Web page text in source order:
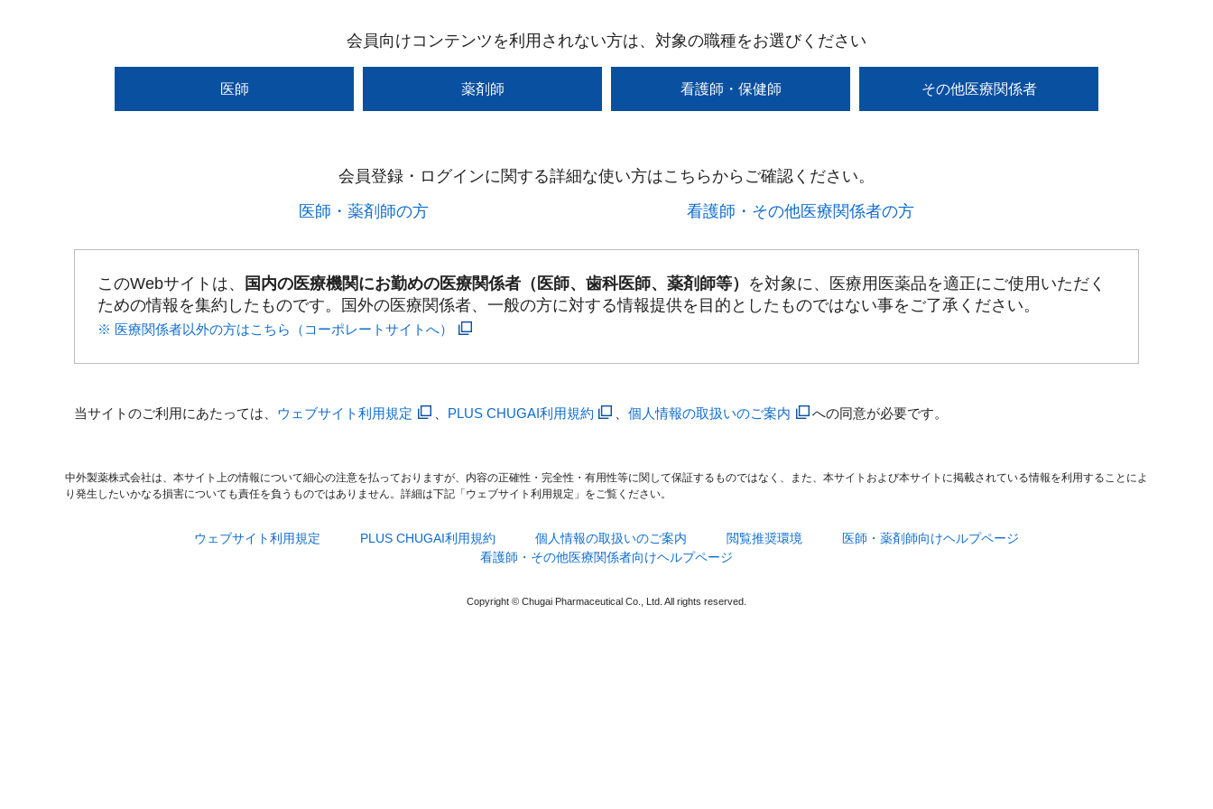
会員向けコンテンツを利用されない方は、対象の職種をお選びください
医師 薬剤師 看護師・保健師 その他医療関係者
会員登録・ログインに関する詳細な使い方はこちらからご確認ください。​
医師・薬剤師の方​
看護師・その他医療関係者の方​
このWebサイトは、 国内の医療機関にお勤めの医療関係者（医師、歯科医師、薬剤師等） を対象に、医療用医薬品を適正にご使用いただく
ための情報を集約したものです。国外の医療関係者、一般の方に対する情報提供を目的としたものではない事をご了承ください。
※ 医療関係者以外の方はこちら（コーポレートサイトへ）
当サイトのご利用にあたっては、 ウェブサイト利用規定 PLUS CHUGAI利用規約 、個人情報の取扱いのご案内 への同意が必要です。
中外製薬株式会社は、本サイト上の情報について細心の注意を払っておりますが、内容の正確性・完全性・有用性等に関して保証するものではなく、また、本サイトおよび本サイトに掲載されている情報を利用することによ
り発生したいかなる損害についても責任を負うものではありません。詳細は下記「ウェブサイト利用規定」をご覧ください。
ウェブサイト利用規定 PLUS CHUGAI利用規約 個人情報の取扱いのご案内 閲覧推奨環境
医師・薬剤師向けヘルプページ
看護師・その他医療関係者向けヘルプページ
Copyright © Chugai Pharmaceutical Co., Ltd. All rights reserved.